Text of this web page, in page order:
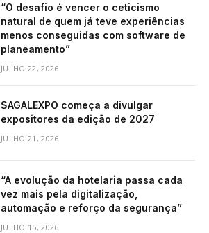
“O desafio é vencer o ceticismo
natural de quem já teve experiências
menos conseguidas com software de
planeamento”
JULHO 22, 2026
SAGALEXPO começa a divulgar
expositores da edição de 2027
JULHO 21, 2026
“A evolução da hotelaria passa cada
vez mais pela digitalização,
automação e reforço da segurança”
JULHO 15, 2026